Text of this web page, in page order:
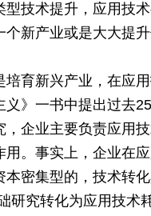
技术提升，应用技
新产业或是大大提
育新兴产业，在应
》一书中提出过去
企业主要负责应用
。事实上，企业在
密集型的，技术转
研究转化为应用技术